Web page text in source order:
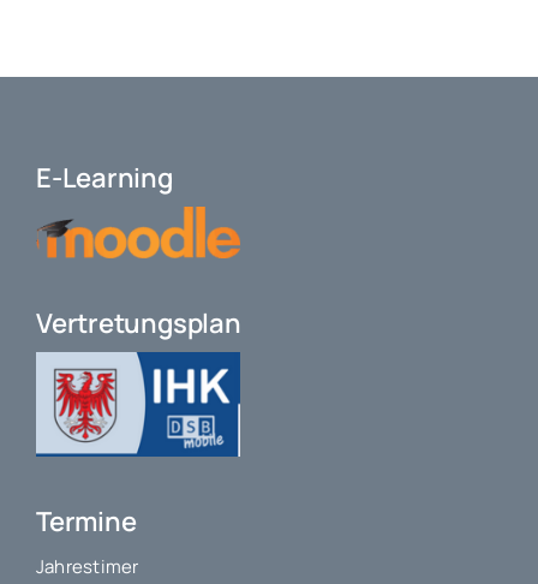
E-Learning
Vertretungsplan
Termine
Jahrestimer